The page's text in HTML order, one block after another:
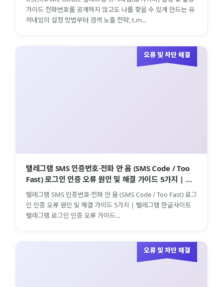
가이드 전화번호를 공개하지 않고도 나를 찾을 수 있게 만드는 유
저네임의 설정 방법부터 검색 노출 전략, t.m...
오류 및 차단 해결
텔레그램 SMS 인증번호·전화 안 옴 (SMS Code / Too
Fast) 로그인 인증 오류 원인 및 해결 가이드 5가지 | 텔
레그램 한글사이트
텔레그램 SMS 인증번호·전화 안 옴 (SMS Code / Too Fast) 로그
인 인증 오류 원인 및 해결 가이드 5가지 | 텔레그램 한글사이트
텔레그램 로그인 인증 오류 가이드...
오류 및 차단 해결